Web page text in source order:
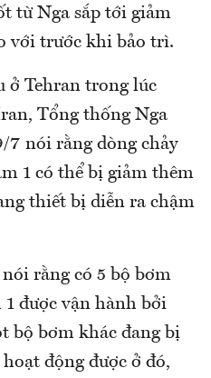
từ Nga sắp tới giảm
với trước khi bảo trì.
ở Tehran trong lúc
Tổng thống Nga
7 nói rằng dòng chảy
1 có thể bị giảm thêm
thiết bị diễn ra chậm
rằng có 5 bộ bơm
được vận hành bởi
bộ bơm khác đang bị
động được ở đó,